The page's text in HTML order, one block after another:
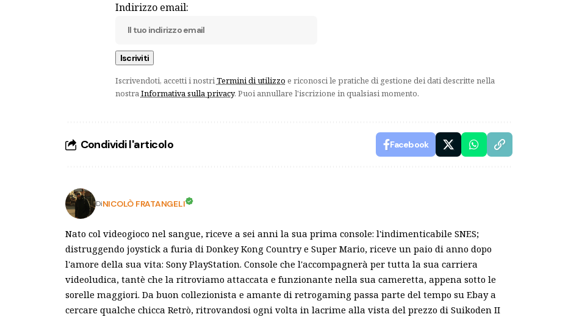
Indirizzo email:
Iscrivendoti, accetti i nostriTermini di utilizzo e riconosci le pratiche di gestione dei dati descritte nella
nostraInformativa sulla privacy. Puoi annullare l'iscrizione in qualsiasi momento.
Condividi l'articolo Facebook
DiNICOLÒ FRATANGELI
Nato col videogioco nel sangue, riceve a sei anni la sua prima console: l'indimenticabile SNES;
distruggendo joystick a furia di Donkey Kong Country e Super Mario, riceve un paio di anno dopo
l'amore della sua vita: Sony PlayStation. Console che l'accompagnerà per tutta la sua carriera
videoludica, tantè che la ritroviamo attaccata e funzionante nella sua cameretta, appena sotto le
sorelle maggiori. Da buon collezionista e amante di retrogaming passa parte del tempo su Ebay a
cercare qualche chicca Retrò, ritrovandosi ogni volta in lacrime alla vista del prezzo di Suikoden II